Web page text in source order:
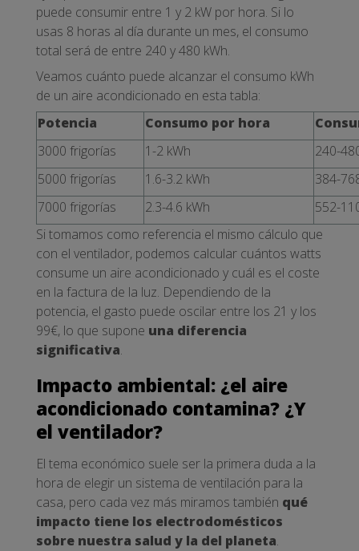
puede consumir entre 1 y 2 kW por hora. Si lo
usas 8 horas al día durante un mes, el consumo
total será de entre 240 y 480 kWh.
Veamos cuánto puede alcanzar el consumo kWh
de un aire acondicionado en esta tabla:
Potencia
Consumo por hora
3000 frigorías
1-2 kWh
240-
5000 frigorías
1.6-3.2 kWh
384-
7000 frigorías
2.3-4.6 kWh
552-
Si tomamos como referencia el mismo cálculo que
con el ventilador, podemos calcular cuántos watts
consume un aire acondicionado y cuál es el coste
en la factura de la luz. Dependiendo de la
potencia, el gasto puede oscilar entre los 21 y los
99€, lo que supone una diferencia
significativa.
Impacto ambiental: ¿el aire
acondicionado contamina? ¿Y
el ventilador?
El tema económico suele ser la primera duda a la
hora de elegir un sistema de ventilación para la
casa, pero cada vez más miramos también qué
impacto tiene los electrodomésticos
sobre nuestra salud y la del planeta.